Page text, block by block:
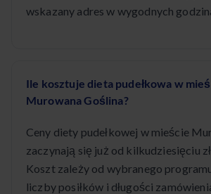
wskazany adres w wygodnych
Ile kosztuje dieta pudełkowa w
Murowana Goślina?
Ceny diety pudełkowej w mieście
zaczynają się już od kilkudziesięciu
Koszt zależy od wybranego
liczby posiłków i długości